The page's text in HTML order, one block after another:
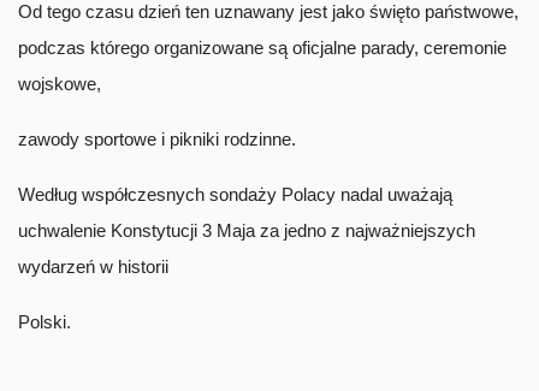
Od tego czasu dzień ten uznawany jest jako święto państwowe,
podczas którego organizowane są oficjalne parady, ceremonie
wojskowe,
zawody sportowe i pikniki rodzinne.
Według współczesnych sondaży Polacy nadal uważają
uchwalenie Konstytucji 3 Maja za jedno z najważniejszych
wydarzeń w historii
Polski.